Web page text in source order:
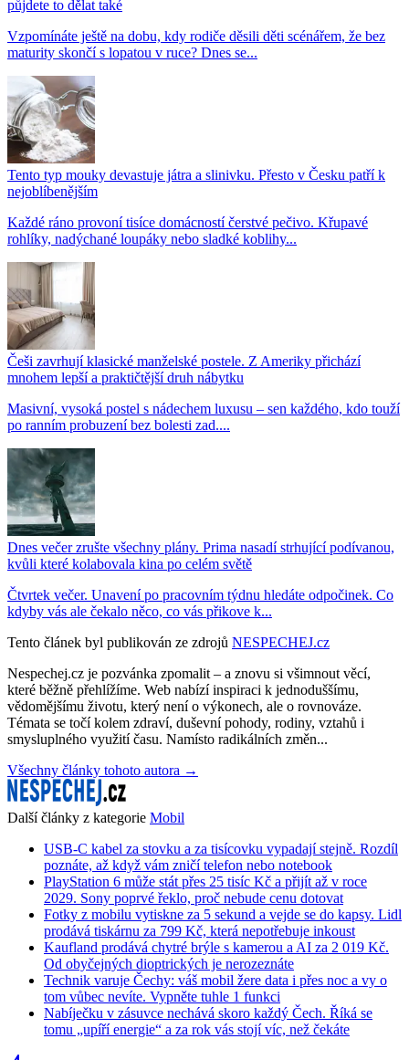
půjdete to dělat také
Vzpomínáte ještě na dobu, kdy rodiče děsili děti scénářem, že bez
maturity skončí s lopatou v ruce? Dnes se...
Tento typ mouky devastuje játra a slinivku. Přesto v Česku patří k
nejoblíbenějším
Každé ráno provoní tisíce domácností čerstvé pečivo. Křupavé
rohlíky, nadýchané loupáky nebo sladké koblihy...
Češi zavrhují klasické manželské postele. Z Ameriky přichází
mnohem lepší a praktičtější druh nábytku
Masivní, vysoká postel s nádechem luxusu – sen každého, kdo touží
po ranním probuzení bez bolesti zad....
Dnes večer zrušte všechny plány. Prima nasadí strhující podívanou,
kvůli které kolabovala kina po celém světě
Čtvrtek večer. Unavení po pracovním týdnu hledáte odpočinek. Co
kdyby vás ale čekalo něco, co vás přikove k...
Tento článek byl publikován ze zdrojů NESPECHEJ.cz
Nespechej.cz je pozvánka zpomalit – a znovu si všimnout věcí,
které běžně přehlížíme. Web nabízí inspiraci k jednoduššímu,
vědomějšímu životu, který není o výkonech, ale o rovnováze.
Témata se točí kolem zdraví, duševní pohody, rodiny, vztahů i
smysluplného využití času. Namísto radikálních změn...
Všechny články tohoto autora →
Další články z kategorie Mobil
USB-C kabel za stovku a za tisícovku vypadají stejně. Rozdíl
poznáte, až když vám zničí telefon nebo notebook
PlayStation 6 může stát přes 25 tisíc Kč a přijít až v roce
2029. Sony poprvé řeklo, proč nebude cenu dotovat
Fotky z mobilu vytiskne za 5 sekund a vejde se do kapsy. Lidl
prodává tiskárnu za 799 Kč, která nepotřebuje inkoust
Kaufland prodává chytré brýle s kamerou a AI za 2 019 Kč.
Od obyčejných dioptrických je nerozeznáte
Technik varuje Čechy: váš mobil žere data i přes noc a vy o
tom vůbec nevíte. Vypněte tuhle 1 funkci
Nabíječku v zásuvce nechává skoro každý Čech. Říká se
tomu „upíří energie“ a za rok vás stojí víc, než čekáte